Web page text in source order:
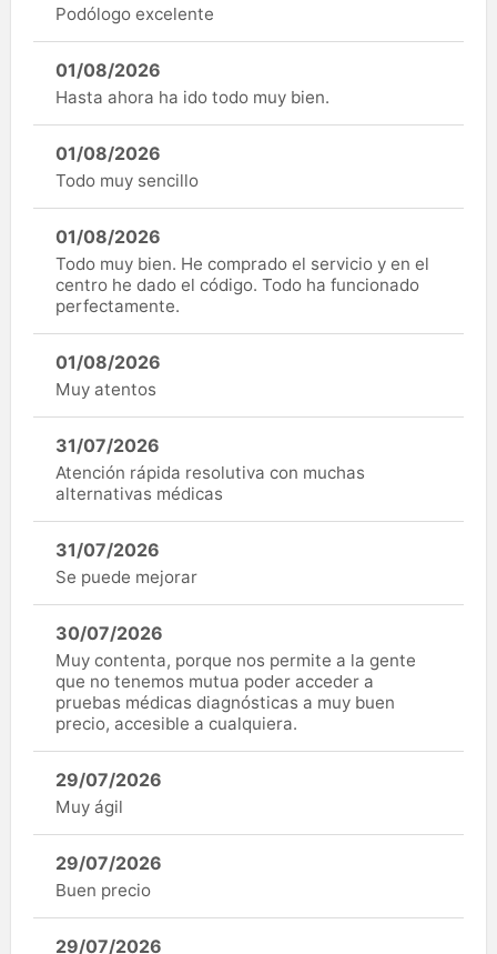
Podólogo excelente
01/08/2026
Hasta ahora ha ido todo muy bien.
01/08/2026
Todo muy sencillo
01/08/2026
Todo muy bien. He comprado el servicio y en el
centro he dado el código. Todo ha funcionado
perfectamente.
01/08/2026
Muy atentos
31/07/2026
Atención rápida resolutiva con muchas
alternativas médicas
31/07/2026
Se puede mejorar
30/07/2026
Muy contenta, porque nos permite a la gente
que no tenemos mutua poder acceder a
pruebas médicas diagnósticas a muy buen
precio, accesible a cualquiera.
29/07/2026
Muy ágil
29/07/2026
Buen precio
29/07/2026